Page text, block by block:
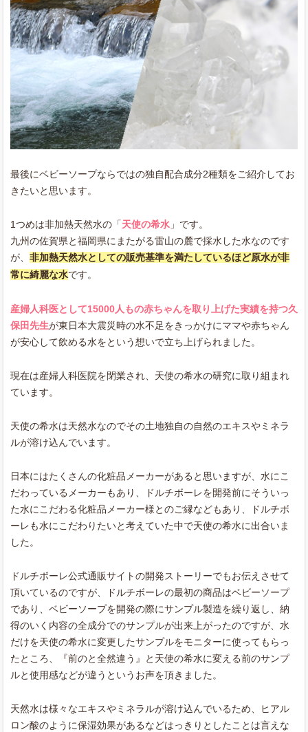
最後にベビーソープならではの独自配合成分2種類をご紹介してお
きたいと思います。
1つめは非加熱天然水の「天使の希水 」です。
九州の佐賀県と福岡県にまたがる雷山の麓で採水した水なのです
が、 非加熱天然水としての販売基準を満たしているほど原水が非
常に綺麗な水です。
産婦人科医として15000人もの赤ちゃんを取り上げた実績を持つ久
保田先生が東日本大震災時の水不足をきっかけにママや赤ちゃん
が安心して飲める水をという想いで立ち上げられました。
現在は産婦人科医院を閉業され、天使の希水の研究に取り組まれ
ています。
天使の希水は天然水なのでその土地独自の自然のエキスやミネラ
ルが溶け込んでいます。
日本にはたくさんの化粧品メーカーがあると思いますが、水にこ
だわっているメーカーもあり、ドルチボーレを開発前にそういっ
た水にこだわる化粧品メーカー様とのご縁などもあり、ドルチボ
ーレも水にこだわりたいと考えていた中で天使の希水に出合いま
した。
ドルチボーレ公式通販サイトの開発ストーリーでもお伝えさせて
頂いているのですが、ドルチボーレの最初の商品はベビーソープ
であり、ベビーソープを開発の際にサンプル製造を繰り返し、納
得のいく内容の全成分でのサンプルが出来上がったのですが、水
だけを天使の希水に変更したサンプルをモニターに使ってもらっ
たところ、『前のと全然違う』と天使の希水に変える前のサンプ
ルと使用感などが違うというお声を頂きました。
天然水は様々なエキスやミネラルが溶け込んでいるため、ヒアル
ロン酸のように保湿効果があるなどはっきりとしたことは言えな